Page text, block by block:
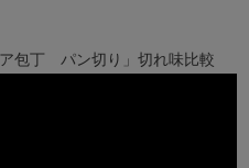
包丁 パン切り」切れ味比較